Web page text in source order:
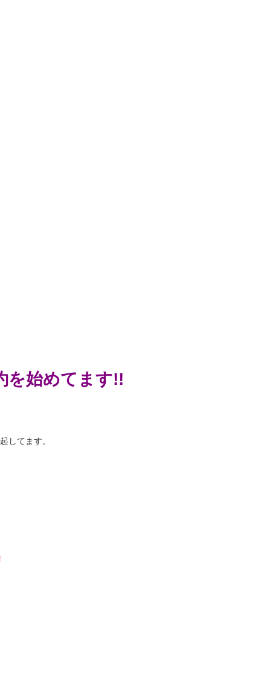
を始めてます!!
してます。